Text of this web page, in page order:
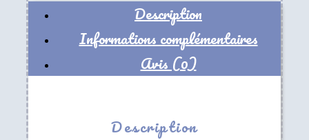
Description
Informations complémentaires
Avis (0)
Description